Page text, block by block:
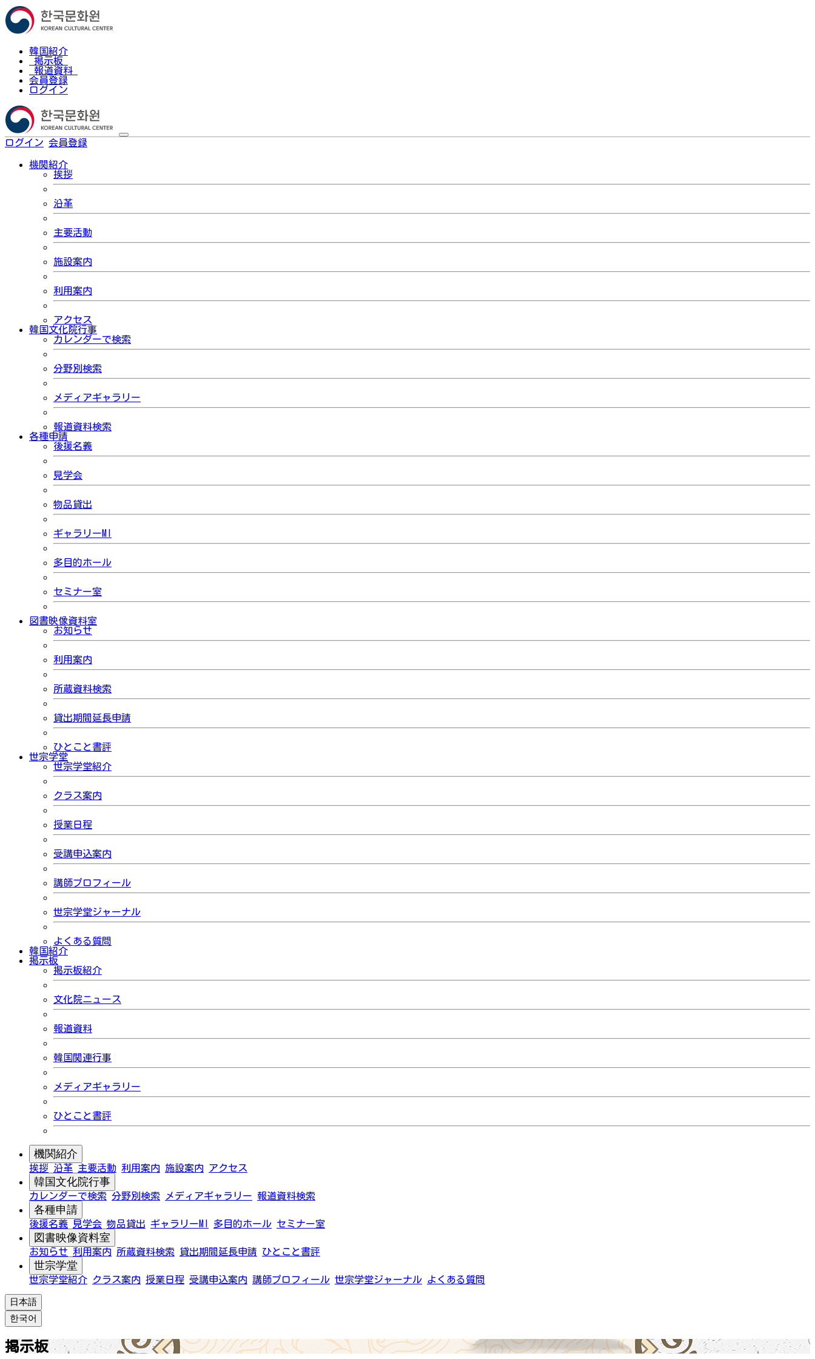
韓国紹介
掲示板
報道資料
会員登録
ログイン
ログイン 会員登録
機関紹介
挨拶
沿革
主要活動
施設案内
利用案内
アクセス
韓国文化院行事
カレンダーで検索
分野別検索
メディアギャラリー
報道資料検索
各種申請
後援名義
見学会
物品貸出
ギャラリーMI
多目的ホール
セミナー室
図書映像資料室
お知らせ
利用案内
所蔵資料検索
貸出期間延長申請
ひとこと書評
世宗学堂
世宗学堂紹介
クラス案内
授業日程
受講申込案内
講師プロフィール
世宗学堂ジャーナル
よくある質問
韓国紹介
掲示板
掲示板紹介
文化院ニュース
報道資料
韓国関連行事
メディアギャラリー
ひとこと書評
機関紹介
挨拶 沿革 主要活動 利用案内 施設案内 アクセス
韓国文化院行事
カレンダーで検索 分野別検索 メディアギャラリー 報道資料検索
各種申請
後援名義 見学会 物品貸出 ギャラリーMI 多目的ホール セミナー室
図書映像資料室
お知らせ 利用案内 所蔵資料検索 貸出期間延長申請 ひとこと書評
世宗学堂
世宗学堂紹介 クラス案内 授業日程 受講申込案内 講師プロフィール 世宗学堂ジャーナル よくある質問
日本語
한국어
掲示板